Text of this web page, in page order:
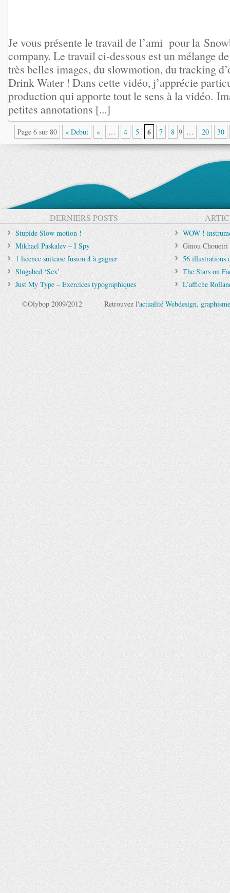
Je vous présente le travail de l’ami pour la
company. Le travail ci-dessous est un mélange
très belles images, du slowmotion, du tracking
Drink Water ! Dans cette vidéo, j’apprécie
production qui apporte tout le sens à la vidéo.
petites annotations [...]
Page 6 sur 80 « Debut « … 4 5 6 7 8 9 … 20 30
DERNIERS POSTS
Stupide Slow motion !
Mikhael Paskalev – I Spy
1 licence suitcase fusion 4 à gagner
Slugabed ‘Sex’
Just My Type – Exercices typographiques
WOW !
Ginou Choueiri
56 illustrations
The Stars on
L’affiche
©Olybop 2009/2012
Retrouvez l'actualité Webdesign, graphisme